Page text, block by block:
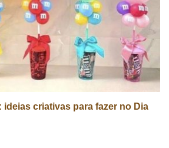
ideias criativas para fazer no Dia